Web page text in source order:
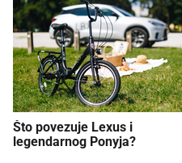
Što povezuje Lexus i
legendarnog Ponyja?